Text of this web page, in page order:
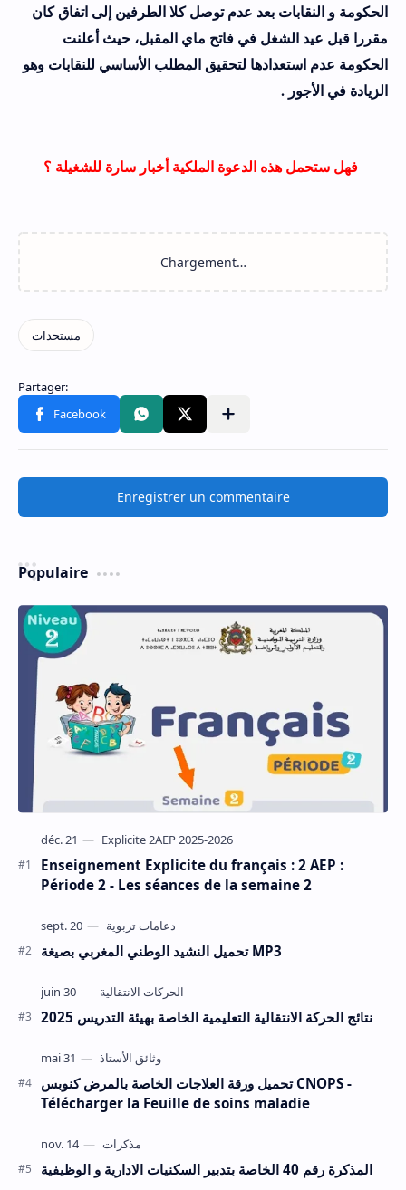
الحكومة و النقابات بعد عدم توصل كلا الطرفين إلى اتفاق كان
مقررا قبل عيد الشغل في فاتح ماي المقبل، حيث أعلنت
الحكومة عدم استعدادها لتحقيق المطلب الأساسي للنقابات وهو
الزيادة في الأجور .
فهل ستحمل هذه الدعوة الملكية أخبار سارة للشغيلة ؟
Enregistrer un commentaire
Populaire
Enseignement Explicite du français : 2 AEP :
Période 2 - Les séances de la semaine 2
تحميل النشيد الوطني المغربي بصيغة MP3
نتائج الحركة الانتقالية التعليمية الخاصة بهيئة التدريس 2025
تحميل ورقة العلاجات الخاصة بالمرض كنوبس CNOPS -
Télécharger la Feuille de soins maladie
المذكرة رقم 40 الخاصة بتدبير السكنيات الادارية و الوظيفية